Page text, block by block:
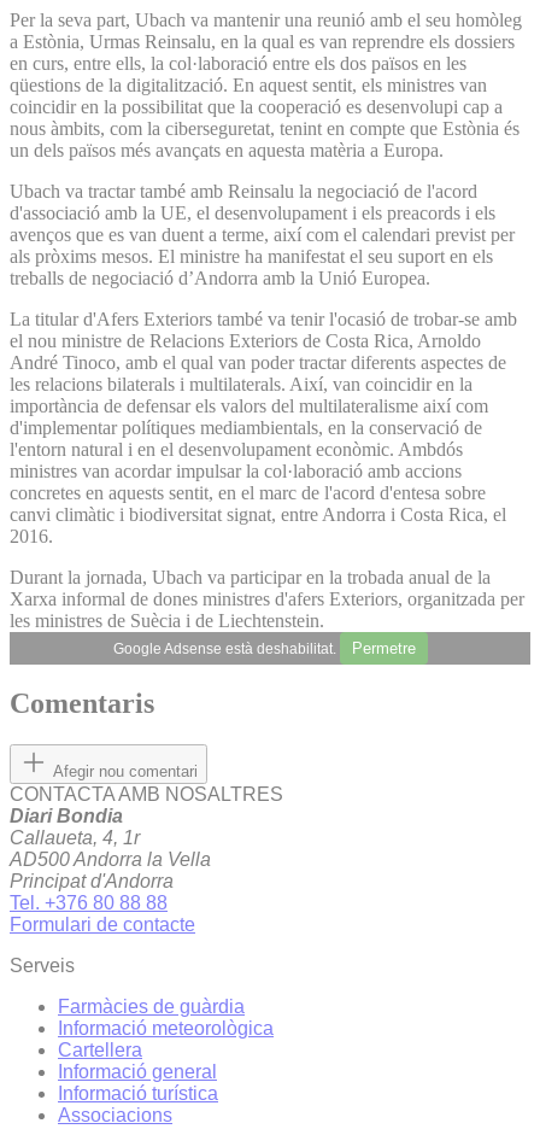
Per la seva part, Ubach va mantenir una reunió amb el seu homòleg
a Estònia, Urmas Reinsalu, en la qual es van reprendre els dossiers
en curs, entre ells, la col·laboració entre els dos països en les
qüestions de la digitalització. En aquest sentit, els ministres van
coincidir en la possibilitat que la cooperació es desenvolupi cap a
nous àmbits, com la ciberseguretat, tenint en compte que Estònia és
un dels països més avançats en aquesta matèria a Europa.
Ubach va tractar també amb Reinsalu la negociació de l'acord
d'associació amb la UE, el desenvolupament i els preacords i els
avenços que es van duent a terme, així com el calendari previst per
als pròxims mesos. El ministre ha manifestat el seu suport en els
treballs de negociació d’Andorra amb la Unió Europea.
La titular d'Afers Exteriors també va tenir l'ocasió de trobar-se amb
el nou ministre de Relacions Exteriors de Costa Rica, Arnoldo
André Tinoco, amb el qual van poder tractar diferents aspectes de
les relacions bilaterals i multilaterals. Així, van coincidir en la
importància de defensar els valors del multilateralisme així com
d'implementar polítiques mediambientals, en la conservació de
l'entorn natural i en el desenvolupament econòmic. Ambdós
ministres van acordar impulsar la col·laboració amb accions
concretes en aquests sentit, en el marc de l'acord d'entesa sobre
canvi climàtic i biodiversitat signat, entre Andorra i Costa Rica, el
2016.
Durant la jornada, Ubach va participar en la trobada anual de la
Xarxa informal de dones ministres d'afers Exteriors, organitzada per
les ministres de Suècia i de Liechtenstein.
Google Adsense està deshabilitat. Permetre
Comentaris
Afegir nou comentari
CONTACTA AMB NOSALTRES
Diari Bondia
Callaueta, 4, 1r
AD500 Andorra la Vella
Principat d'Andorra
Tel. +376 80 88 88
Formulari de contacte
Serveis
Farmàcies de guàrdia
Informació meteorològica
Cartellera
Informació general
Informació turística
Associacions